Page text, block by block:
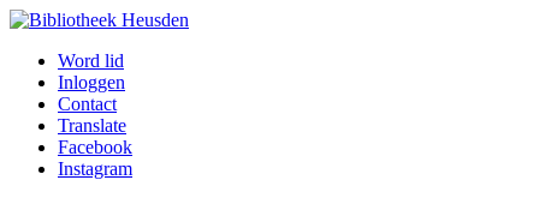
Word lid
Inloggen
Contact
Translate
Facebook
Instagram